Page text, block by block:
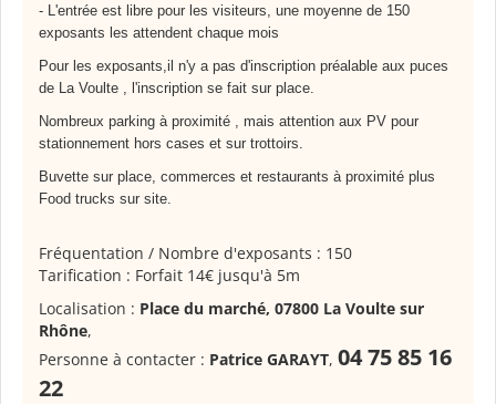
- L'entrée est libre pour les visiteurs, une moyenne de 150
exposants les attendent chaque mois
Pour les exposants,il n'y a pas d'inscription préalable aux puces
de La Voulte
, l'inscription se fait sur place.
Nombreux parking à proximité , mais attention aux PV pour
stationnement hors cases et sur trottoirs.
Buvette sur place, commerces et restaurants à proximité plus
Food trucks sur site.
Fréquentation / Nombre d'exposants : 150
Tarification : Forfait 14€ jusqu'à 5m
Localisation : Place du marché, 07800 La Voulte sur
Rhône,
Personne à contacter : Patrice GARAYT, 04 75 85 16
22